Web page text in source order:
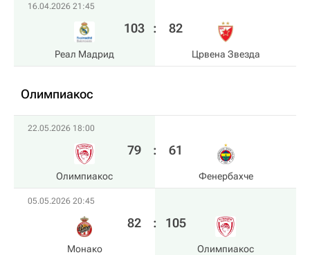
16.04.2026 21:45
Реал Мадрид
103 : 82
Црвена Звезда
Олимпиакос
22.05.2026 18:00
Олимпиакос
79 : 61
Фенербахче
05.05.2026 20:45
Монако
82 : 105
Олимпиакос